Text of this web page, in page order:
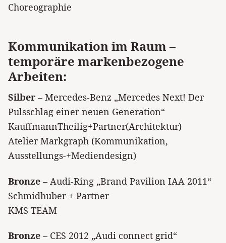
Choreographie
Kommunikation im Raum –
temporäre markenbezogene
Arbeiten:
Silber – Mercedes-Benz „Mercedes Next! Der
Pulsschlag einer neuen Generation“
KauffmannTheilig+Partner(Architektur)
Atelier Markgraph (Kommunikation,
Ausstellungs-+Mediendesign)
Bronze – Audi-Ring „Brand Pavilion IAA 2011“
Schmidhuber + Partner
KMS TEAM
Bronze – CES 2012 „Audi connect grid“